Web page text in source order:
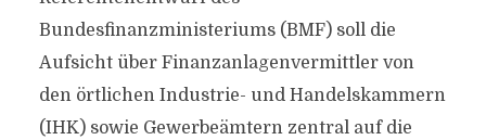
Bundesfinanzministeriums (BMF) soll die
Aufsicht über Finanzanlagenvermittler von
den örtlichen Industrie- und Handelskammern
(IHK) sowie Gewerbeämtern zentral auf die